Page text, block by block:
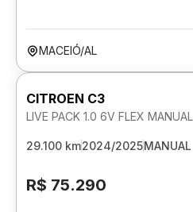
MACEIÓ/AL
CITROEN C3
LIVE PACK 1.0 6V FLEX MANUAL
29.100 km2024/2025MANUAL
R$ 75.290